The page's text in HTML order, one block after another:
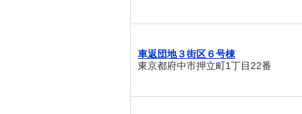
車返団地３街区６号棟
東京都府中市押立町1丁目22番